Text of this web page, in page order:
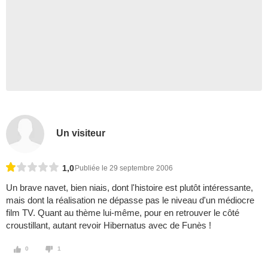
Un visiteur
1,0 Publiée le 29 septembre 2006
Un brave navet, bien niais, dont l'histoire est plutôt intéressante,
mais dont la réalisation ne dépasse pas le niveau d'un médiocre
film TV. Quant au thème lui-même, pour en retrouver le côté
croustillant, autant revoir Hibernatus avec de Funès !
0 1